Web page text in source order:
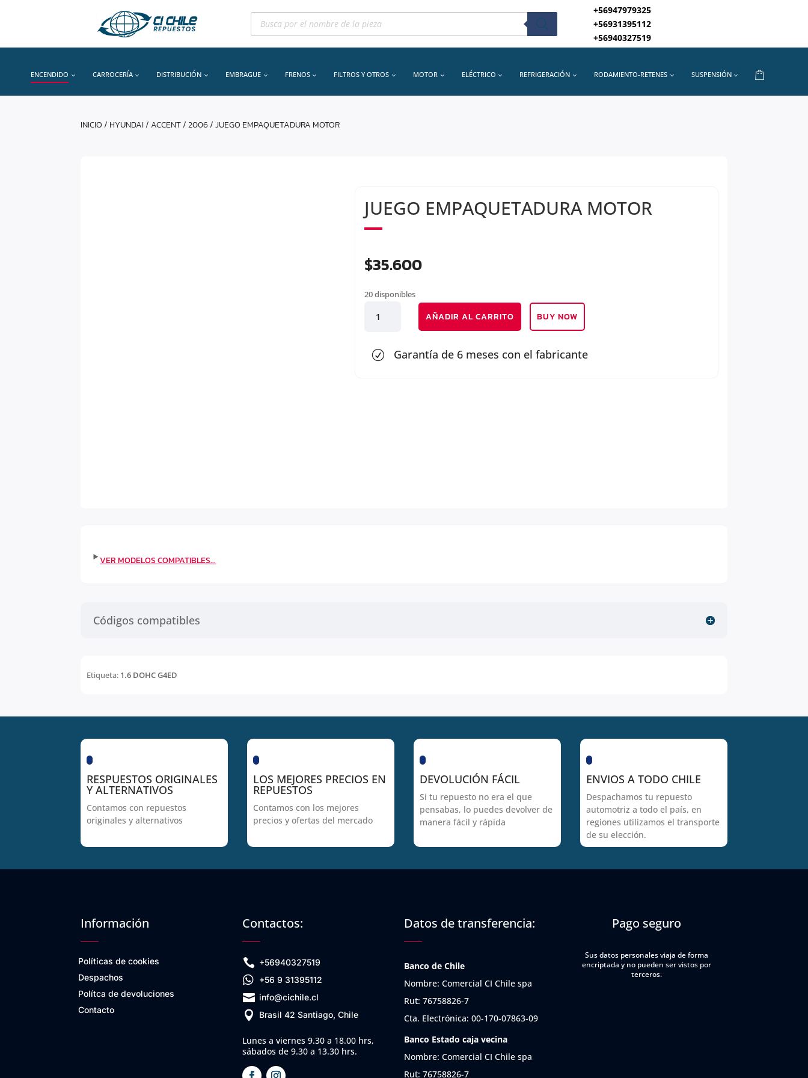
Búsqueda
productos
+56947979325
+56931395112
+56940327519
ENCENDIDO CARROCERÍA DISTRIBUCIÓN EMBRAGUE FRENOS FILTROS Y OTROS MOTOR ELÉCTRICO REFRIGERACIÓN RODAMIENTO-RETENES SUSPENSIÓN
INICIO/ HYUNDAI/ACCENT/2006/ JUEGO EMPAQUETADURA MOTOR
JUEGO EMPAQUETADURA MOTOR
$35.600
20 disponibles
EMPAQUETADURA
cantidad
AÑADIR AL CARRITO BUY NOW
R Garantía de 6 meses con el fabricante
Códigos compatibles
Etiqueta: 1.6 DOHC G4ED
RESPUESTOS ORIGINALES
Y ALTERNATIVOS
Contamos con repuestos
originales y alternativos
LOS MEJORES PRECIOS EN
REPUESTOS
Contamos con los mejores
precios y ofertas del mercado
DEVOLUCIÓN FÁCIL
Si tu repuesto no era el que
pensabas, lo puedes devolver de
manera fácil y rápida
ENVIOS A TODO CHILE
Despachamos tu repuesto
automotriz a todo el país, en
regiones utilizamos el transporte
de su elección.
Información
Políticas de cookies
Despachos
Polítca de devoluciones
Contacto
Contactos:
 +56940327519
 +56 9 31395112
 info@cichile.cl
 Brasil 42 Santiago, Chile
Lunes a viernes 9.30 a 18.00 hrs,
sábados de 9.30 a 13.30 hrs.
Datos de transferencia:
Banco de Chile
Nombre: Comercial CI Chile spa
Rut: 76758826-7
Cta. Electrónica: 00-170-07863-09
Banco Estado caja vecina
Nombre: Comercial CI Chile spa
Rut: 76758826-7
Pago seguro
Sus datos personales viaja de forma
encriptada y no pueden ser vistos por
terceros.